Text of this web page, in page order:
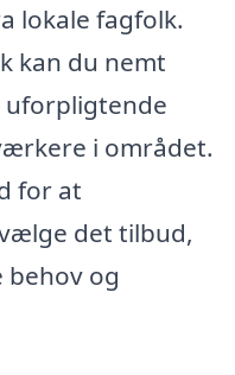
lokale fagfolk.
kan du nemt
uforpligtende
i området.
for at
det tilbud,
behov og